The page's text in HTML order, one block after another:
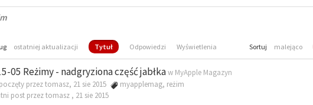
ostatniej aktualizacji Tytuł Odpowiedzi Wyświetlenia Sortuj malejąco
05 Reżimy - nadgryziona część jabłkaw MyApple Magazyn
przez tomasz, 21 sie 2015
myapplemag, reżim
post przez tomasz , 21 sie 2015